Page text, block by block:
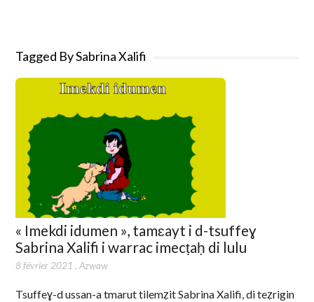
Tagged By Sabrina Xalifi
« Imekdi idumen », tamɛayt i d-tsuffeɣ
Sabrina Xalifi i warrac imecṭaḥ di lulu
8 février 2021 ,Azwaw
Tsuffeɣ-d ussan-a tmarut tilemẓit Sabrina Xalifi, di teẓrigin